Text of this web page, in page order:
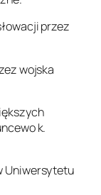
przez
wojska
k.
Uniwersytetu